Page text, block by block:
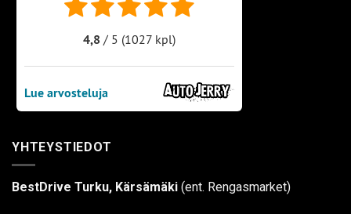
YHTEYSTIEDOT
BestDrive Turku, Kärsämäki (ent. Rengasmarket)